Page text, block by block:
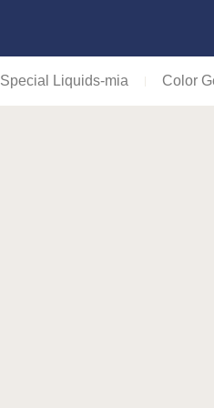
Special Liquids-mia Color